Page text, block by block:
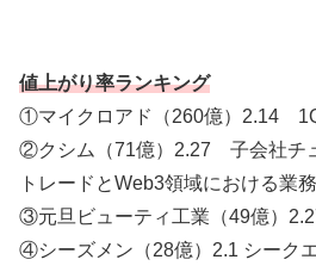
値上がり率ランキング
①マイクロアド（260億）2.14
②クシム（71億）2.27 子会社チ
トレードとWeb3領域における業
③元旦ビューティ工業（49億）
④シーズメン（28億）2.1 シーク